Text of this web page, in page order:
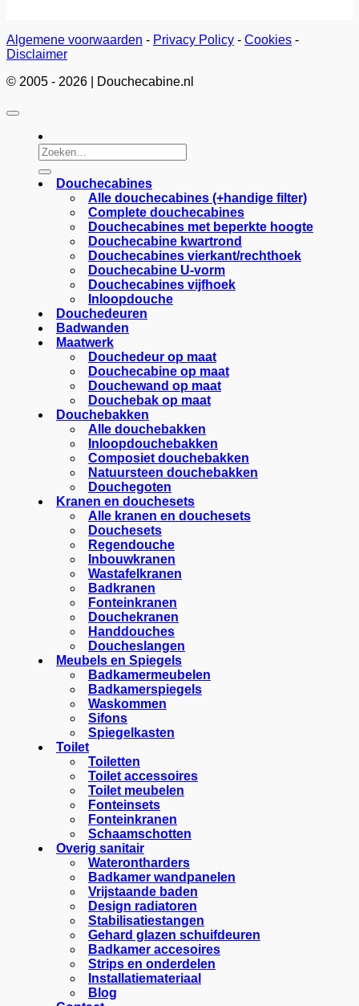
Algemene voorwaarden - Privacy Policy - Cookies -
Disclaimer
© 2005 - 2026 | Douchecabine.nl
Zoeken
naar:
Douchecabines
Alle douchecabines (+handige filter)
Complete douchecabines
Douchecabines met beperkte hoogte
Douchecabine kwartrond
Douchecabines vierkant/rechthoek
Douchecabine U-vorm
Douchecabines vijfhoek
Inloopdouche
Douchedeuren
Badwanden
Maatwerk
Douchedeur op maat
Douchecabine op maat
Douchewand op maat
Douchebak op maat
Douchebakken
Alle douchebakken
Inloopdouchebakken
Composiet douchebakken
Natuursteen douchebakken
Douchegoten
Kranen en douchesets
Alle kranen en douchesets
Douchesets
Regendouche
Inbouwkranen
Wastafelkranen
Badkranen
Fonteinkranen
Douchekranen
Handdouches
Doucheslangen
Meubels en Spiegels
Badkamermeubelen
Badkamerspiegels
Waskommen
Sifons
Spiegelkasten
Toilet
Toiletten
Toilet accessoires
Toilet meubelen
Fonteinsets
Fonteinkranen
Schaamschotten
Overig sanitair
Waterontharders
Badkamer wandpanelen
Vrijstaande baden
Design radiatoren
Stabilisatiestangen
Gehard glazen schuifdeuren
Badkamer accesoires
Strips en onderdelen
Installatiemateriaal
Blog